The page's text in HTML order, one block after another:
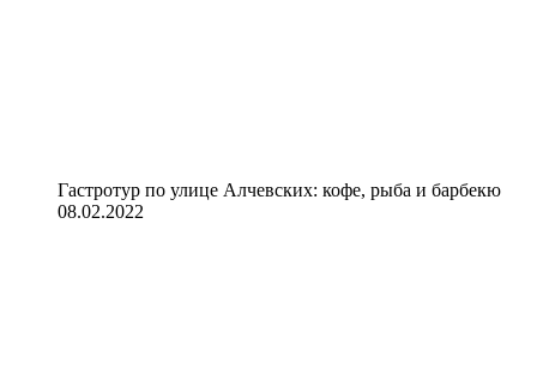
Гастротур по улице Алчевских: кофе, рыба и барбекю
08.02.2022